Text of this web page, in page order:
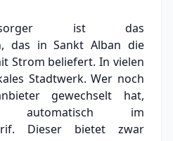
ist das
das in Sankt Alban die
Strom beliefert. In vielen
Stadtwerk.Wer noch
gewechselt hat,
automatisch im
Dieser bietet zwar